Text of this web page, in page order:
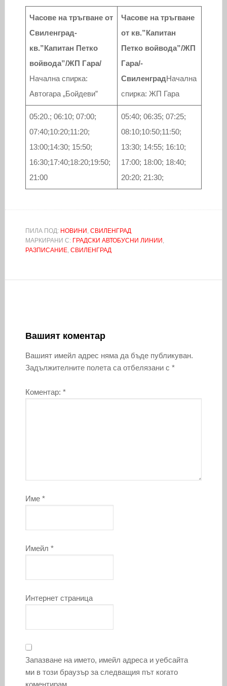
Часове на тръгване от
Свиленград-
кв.”Капитан Петко
войвода”/ЖП Гара/
Начална спирка:
Aвтогара „Бойдеви”
Часове на тръгване
от кв.”Капитан
Петко войвода”/ЖП
Гара/-
СвиленградНачална
спирка: ЖП Гара
05:20.; 06:10; 07:00;
07:40;10:20;11:20;
13:00;14:30; 15:50;
16:30;17:40;18:20;19:50;
21:00
05:40; 06:35; 07:25;
08:10;10:50;11:50;
13:30; 14:55; 16:10;
17:00; 18:00; 18:40;
20:20; 21:30;
ПИЛА ПОД: НОВИНИ , СВИЛЕНГРАД
МАРКИРАНИ С: ГРАДСКИ АВТОБУСНИ ЛИНИИ ,
РАЗПИСАНИЕ, СВИЛЕНГРАД
Вашият коментар
Вашият имейл адрес няма да бъде публикуван.
Задължителните полета са отбелязани с *
Коментар: *
Име *
Имейл *
Интернет страница
Запазване на името, имейл адреса и уебсайта
ми в този браузър за следващия път когато
коментирам.